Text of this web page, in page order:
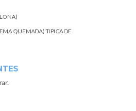
QUEMADA) TIPICA DE